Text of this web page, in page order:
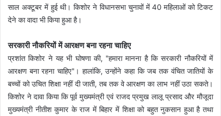
साल अक्टूबर में हुई थी। किशोर ने विधानसभा चुनावों में 40 महिलाओं को टिकट
देने का वादा भी किया हुआ है।
सरकारी नौकरियों में आरक्षण बना रहना चाहिए
प्रशांत किशोर ने यह भी घोषणा की, "हमारा मानना है कि सरकारी नौकरियों में
आरक्षण बना रहना चाहिए"। हालांकि, उन्होंने कहा कि जब तक वंचित जातियों के
बच्चों को उचित शिक्षा नहीं दी जाती, तब तक वे आरक्षण का लाभ नहीं उठा सकते।
किशोर ने दावा किया कि पूर्व मुख्यमंत्री एवं राजद प्रमुख लालू प्रसाद और मौजूदा
मुख्यमंत्री नीतीश कुमार के राज में बिहार में शिक्षा को बहुत नुकसान हुआ है तथा